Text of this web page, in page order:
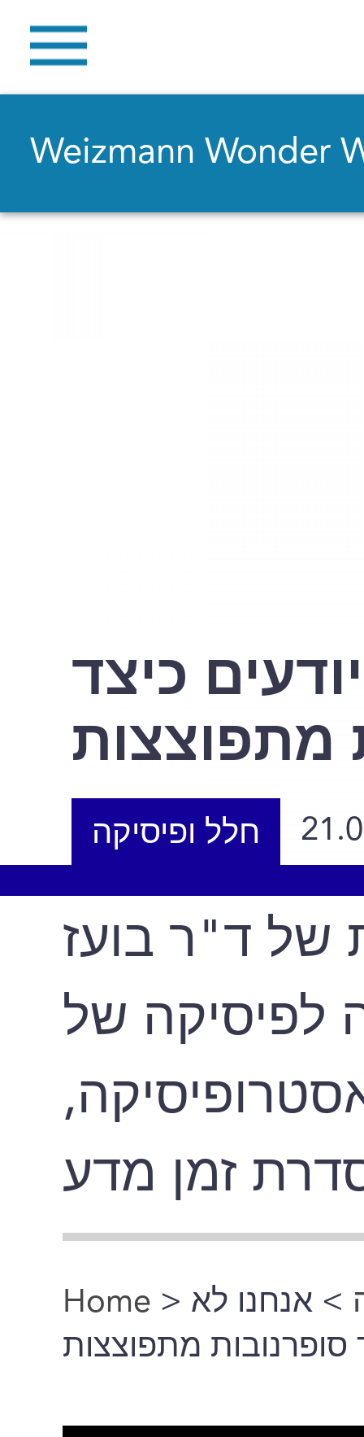
Weizmann Wonder
כיצד
מתפוצצות
חלל ופיסיקה
של ד"ר בועז
לפיסיקה של
זמן מדע
You are here
Home > > אנחנו לא
סופרנובות מתפוצצות